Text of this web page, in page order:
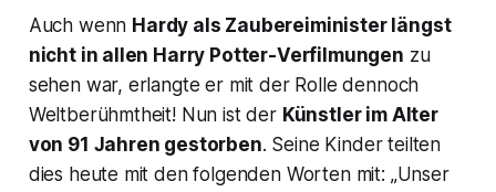
Auch wenn Hardy als Zaubereiminister längst
nicht in allen Harry Potter-Verfilmungen zu
sehen war, erlangte er mit der Rolle dennoch
Weltberühmtheit! Nun ist der Künstler im Alter
von 91 Jahren gestorben. Seine Kinder teilten
dies heute mit den folgenden Worten mit: „Unser